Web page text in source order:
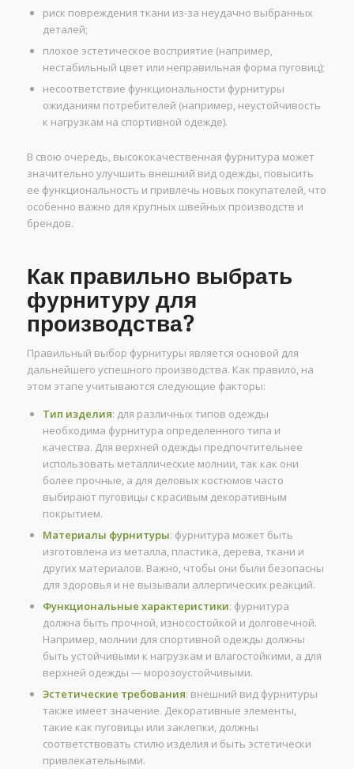
риск повреждения ткани из-за неудачно выбранных
деталей;
плохое эстетическое восприятие (например,
нестабильный цвет или неправильная форма пуговиц);
несоответствие функциональности фурнитуры
ожиданиям потребителей (например, неустойчивость
к нагрузкам на спортивной одежде).
В свою очередь, высококачественная фурнитура может
значительно улучшить внешний вид одежды, повысить
ее функциональность и привлечь новых покупателей, что
особенно важно для крупных швейных производств и
брендов.
Как правильно выбрать
фурнитуру для
производства?
Правильный выбор фурнитуры является основой для
дальнейшего успешного производства. Как правило, на
этом этапе учитываются следующие факторы:
Тип изделия: для различных типов одежды
необходима фурнитура определенного типа и
качества. Для верхней одежды предпочтительнее
использовать металлические молнии, так как они
более прочные, а для деловых костюмов часто
выбирают пуговицы с красивым декоративным
покрытием.
Материалы фурнитуры: фурнитура может быть
изготовлена из металла, пластика, дерева, ткани и
других материалов. Важно, чтобы они были безопасны
для здоровья и не вызывали аллергических реакций.
Функциональные характеристики: фурнитура
должна быть прочной, износостойкой и долговечной.
Например, молнии для спортивной одежды должны
быть устойчивыми к нагрузкам и влагостойкими, а для
верхней одежды — морозоустойчивыми.
Эстетические требования: внешний вид фурнитуры
также имеет значение. Декоративные элементы,
такие как пуговицы или заклепки, должны
соответствовать стилю изделия и быть эстетически
привлекательными.